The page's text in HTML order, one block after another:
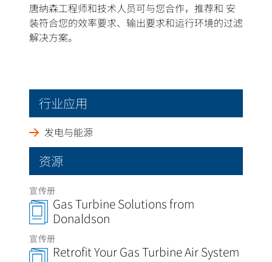
唐纳森工程师和技术人员可与您合作，推荐和 安
装符合您的效率要求、输出要求和运行环境的过滤
解决方案。
行业应用
发电与能源
资源
宣传册
Gas Turbine Solutions from
Donaldson
宣传册
Retrofit Your Gas Turbine Air System